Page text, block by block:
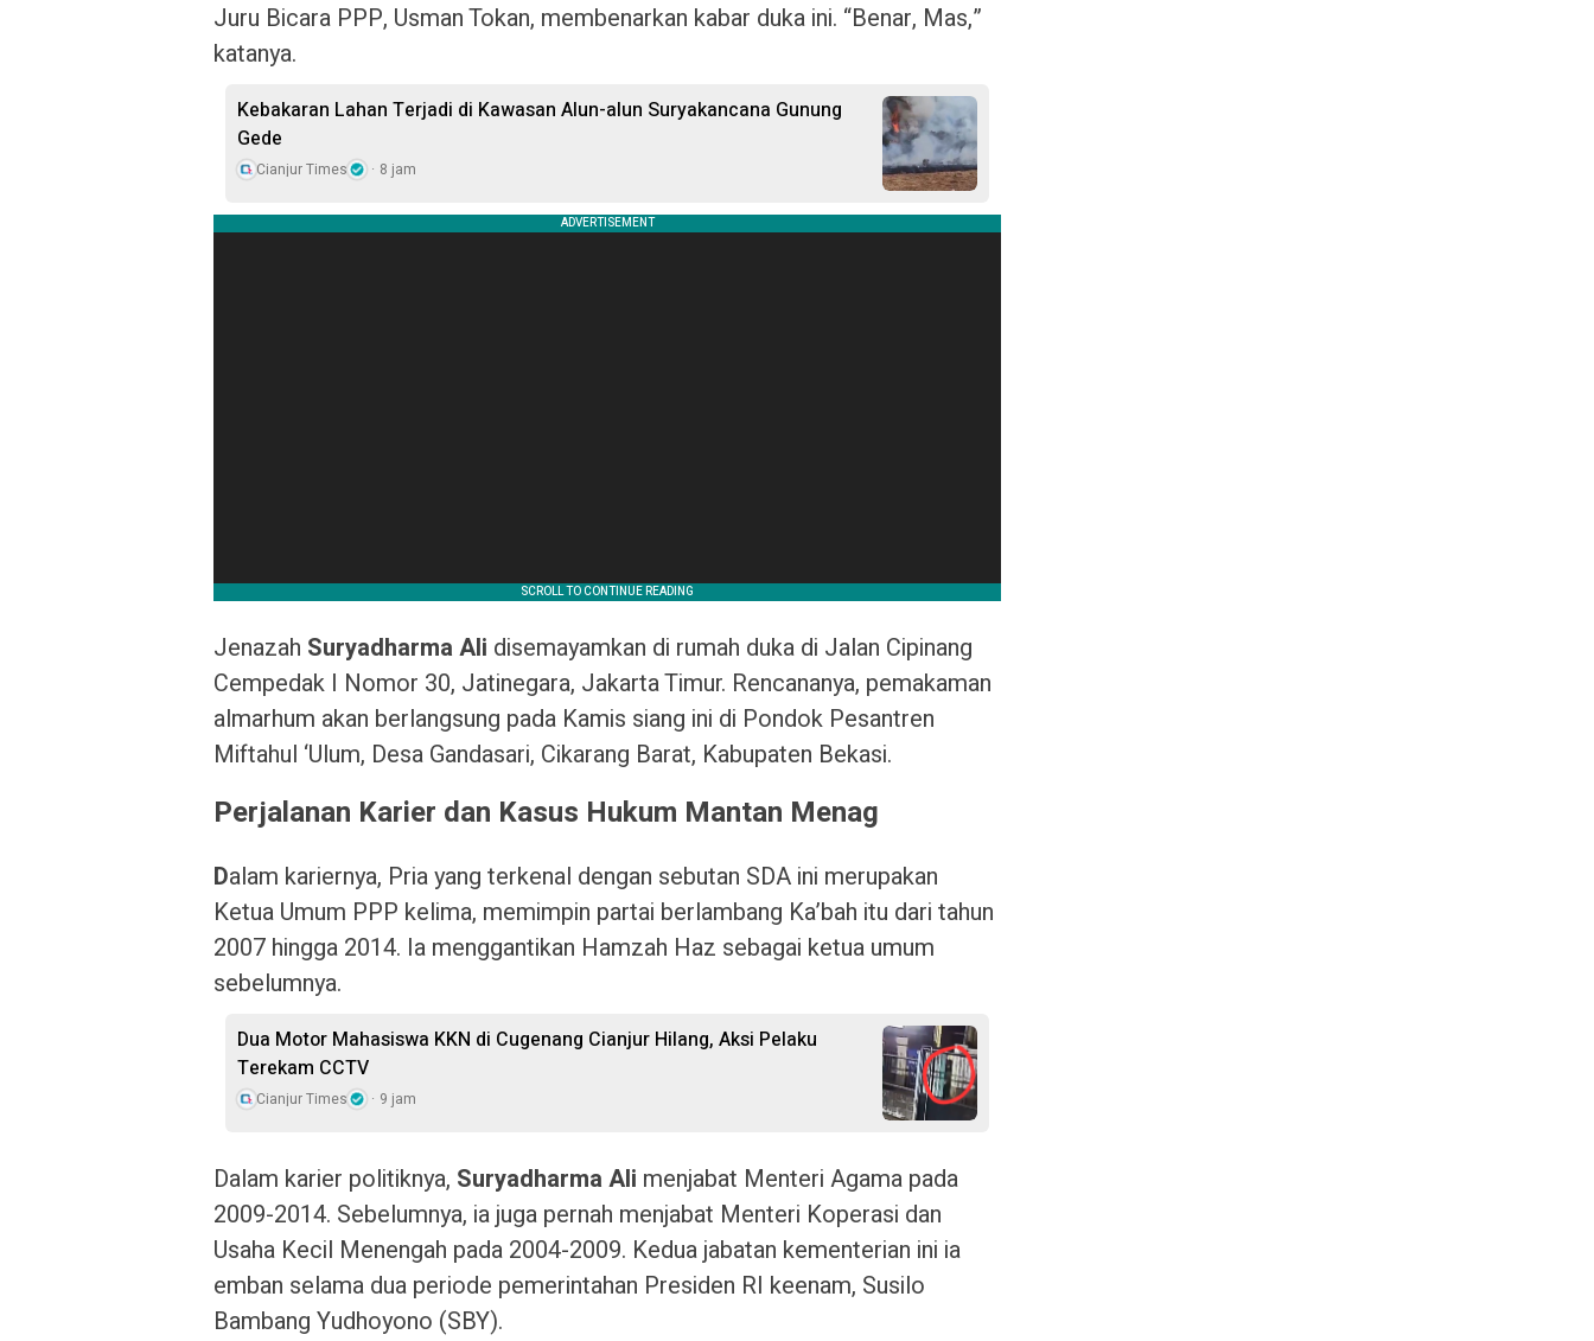
Juru Bicara PPP, Usman Tokan, membenarkan kabar duka ini. “Benar, Mas,”
katanya.
Kebakaran Lahan Terjadi di Kawasan Alun-alun Suryakancana Gunung
Gede
Cianjur Times 8 jam
Jenazah Suryadharma Ali disemayamkan di rumah duka di Jalan Cipinang
Cempedak I Nomor 30, Jatinegara, Jakarta Timur. Rencananya, pemakaman
almarhum akan berlangsung pada Kamis siang ini di Pondok Pesantren
Miftahul ‘Ulum, Desa Gandasari, Cikarang Barat, Kabupaten Bekasi.
Perjalanan Karier dan Kasus Hukum Mantan Menag
Dalam kariernya, Pria yang terkenal dengan sebutan SDA ini merupakan
Ketua Umum PPP kelima, memimpin partai berlambang Ka’bah itu dari tahun
2007 hingga 2014. Ia menggantikan Hamzah Haz sebagai ketua umum
sebelumnya.
Dua Motor Mahasiswa KKN di Cugenang Cianjur Hilang, Aksi Pelaku
Terekam CCTV
Cianjur Times 9 jam
Dalam karier politiknya, Suryadharma Ali menjabat Menteri Agama pada
2009-2014. Sebelumnya, ia juga pernah menjabat Menteri Koperasi dan
Usaha Kecil Menengah pada 2004-2009. Kedua jabatan kementerian ini ia
emban selama dua periode pemerintahan Presiden RI keenam, Susilo
Bambang Yudhoyono (SBY).